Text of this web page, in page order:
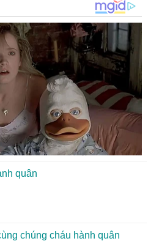
quân
chúng cháu hành quân